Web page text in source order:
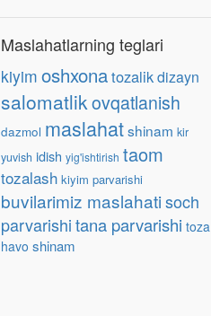
Maslahatlarning teglari
kiyim oshxonatozalikdizayn
salomatlikovqatlanish
dazmol maslahatshinam kir
yuvish idish yig'ishtirish taom
tozalash kiyim parvarishi
buvilarimiz maslahatisoch
parvarishitana parvarishi toza
havo shinam